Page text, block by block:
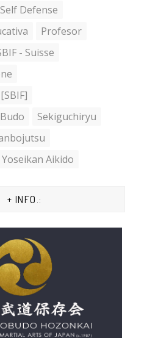
Defense
Profesor
- Suisse
Sekiguchiryu
Yoseikan Aikido
+ INFO.: